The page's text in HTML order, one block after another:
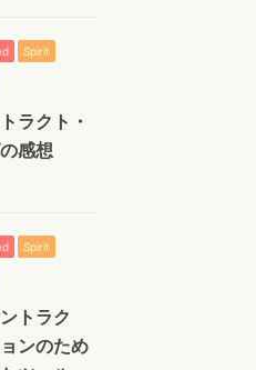
Spirit
ラクト・
感想
Spirit
トラク
ンのため